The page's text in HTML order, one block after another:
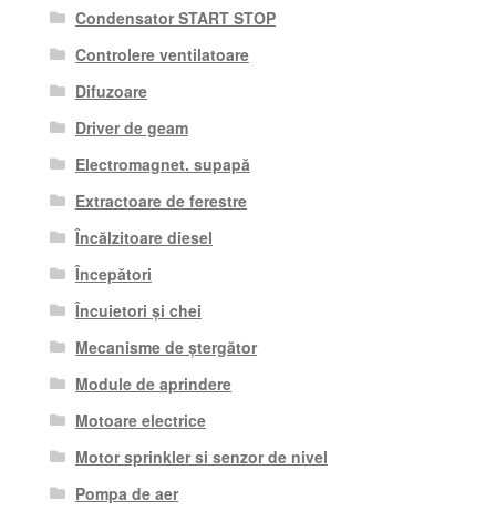
Condensator START STOP
Controlere ventilatoare
Difuzoare
Driver de geam
Electromagnet. supapă
Extractoare de ferestre
Încălzitoare diesel
Începători
Încuietori și chei
Mecanisme de ștergător
Module de aprindere
Motoare electrice
Motor sprinkler si senzor de nivel
Pompa de aer